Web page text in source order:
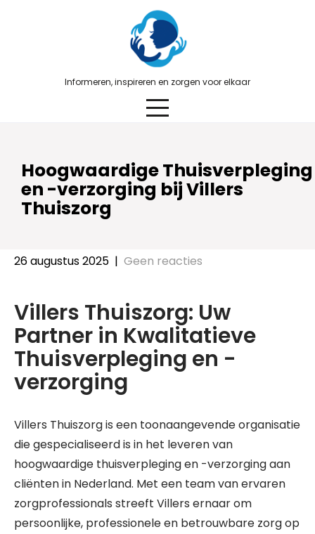
Informeren, inspireren en zorgen voor elkaar
Hoogwaardige Thuisverpleging
en -verzorging bij Villers
Thuiszorg
26 augustus 2025 | Geen reacties
Villers Thuiszorg: Uw
Partner in Kwalitatieve
Thuisverpleging en -
verzorging
Villers Thuiszorg is een toonaangevende organisatie
die gespecialiseerd is in het leveren van
hoogwaardige thuisverpleging en -verzorging aan
cliënten in Nederland. Met een team van ervaren
zorgprofessionals streeft Villers ernaar om
persoonlijke, professionele en betrouwbare zorg op